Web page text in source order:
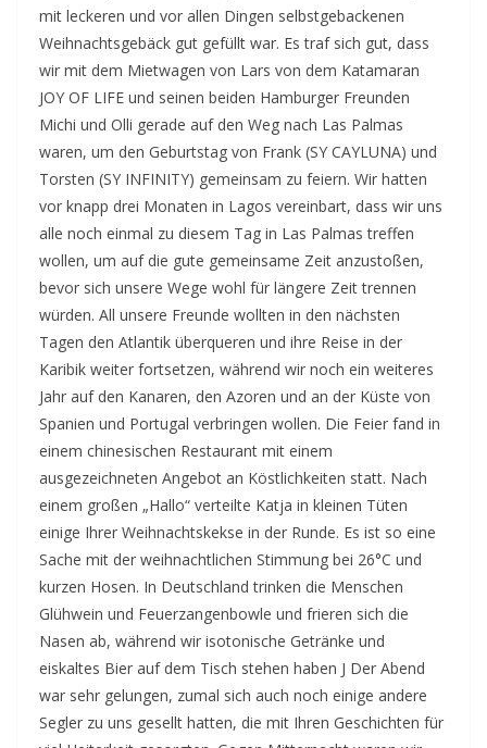
mit leckeren und vor allen Dingen selbstgebackenen
Weihnachtsgebäck gut gefüllt war. Es traf sich gut, dass
wir mit dem Mietwagen von Lars von dem Katamaran
JOY OF LIFE und seinen beiden Hamburger Freunden
Michi und Olli gerade auf den Weg nach Las Palmas
waren, um den Geburtstag von Frank (SY CAYLUNA) und
Torsten (SY INFINITY) gemeinsam zu feiern. Wir hatten
vor knapp drei Monaten in Lagos vereinbart, dass wir uns
alle noch einmal zu diesem Tag in Las Palmas treffen
wollen, um auf die gute gemeinsame Zeit anzustoßen,
bevor sich unsere Wege wohl für längere Zeit trennen
würden. All unsere Freunde wollten in den nächsten
Tagen den Atlantik überqueren und ihre Reise in der
Karibik weiter fortsetzen, während wir noch ein weiteres
Jahr auf den Kanaren, den Azoren und an der Küste von
Spanien und Portugal verbringen wollen. Die Feier fand in
einem chinesischen Restaurant mit einem
ausgezeichneten Angebot an Köstlichkeiten statt. Nach
einem großen „Hallo“ verteilte Katja in kleinen Tüten
einige Ihrer Weihnachtskekse in der Runde. Es ist so eine
Sache mit der weihnachtlichen Stimmung bei 26°C und
kurzen Hosen. In Deutschland trinken die Menschen
Glühwein und Feuerzangenbowle und frieren sich die
Nasen ab, während wir isotonische Getränke und
eiskaltes Bier auf dem Tisch stehen haben J Der Abend
war sehr gelungen, zumal sich auch noch einige andere
Segler zu uns gesellt hatten, die mit Ihren Geschichten für